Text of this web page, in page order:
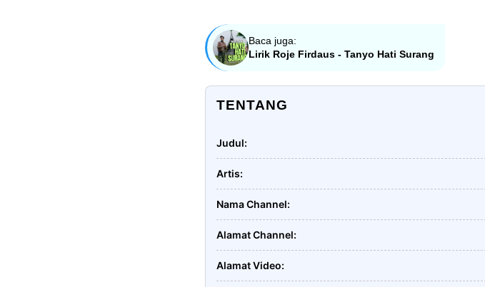
Baca juga:
Lirik Roje Firdaus - Tanyo Hati Surang
TENTANG
Judul
Artis
Nama Channel
Alamat Channel
Alamat Video